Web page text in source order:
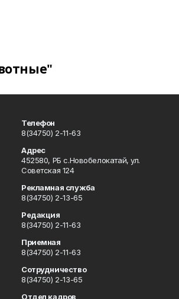
Телефон
8(34750) 2-11-63
Адрес
452580, РБ с.Новобелокатай, ул.
Советская 124
Рекламная служба
8(34750) 2-13-65
Редакция
8(34750) 2-11-63
Приемная
8(34750) 2-11-63
Сотрудничество
8(34750) 2-13-65
Отдел кадров